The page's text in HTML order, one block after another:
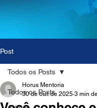
Post
Todos os Posts
Todos os Posts
Horus Mentoria
30 de out. de 2025 3 min